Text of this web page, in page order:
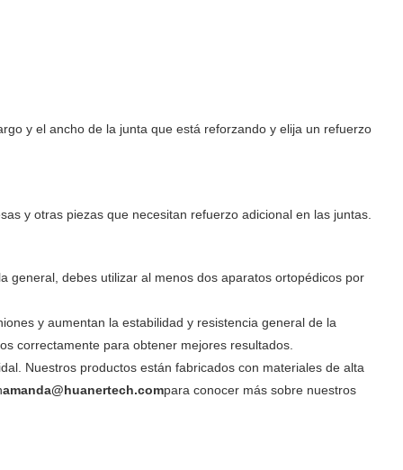
y el ancho de la junta que está reforzando y elija un refuerzo
y otras piezas que necesitan refuerzo adicional en las juntas.
general, debes utilizar al menos dos aparatos ortopédicos por
y aumentan la estabilidad y resistencia general de la
correctamente para obtener mejores resultados.
Nuestros productos están fabricados con materiales de alta
amanda@huanertech.compara conocer más sobre nuestros